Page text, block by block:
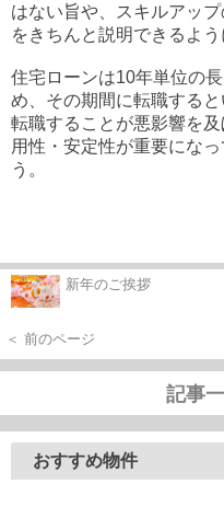
はない旨や、スキルアッ
をきちんと説明できるよ
住宅ローンは10年単位の
め、その期間に転職する
転職することが悪影響を
用性・安定性が重要にな
う。
新年のご挨拶
＜ 前のページ
記事
おすすめ物件